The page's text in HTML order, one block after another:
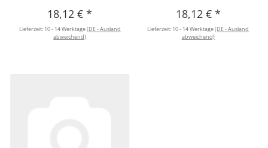
18,12 €*
Lieferzeit: 10 - 14 Werktage(DE - Ausland
abweichend)
18,12 € *
Lieferzeit: 10 - 14 Werktage(DE - Ausland
abweichend)